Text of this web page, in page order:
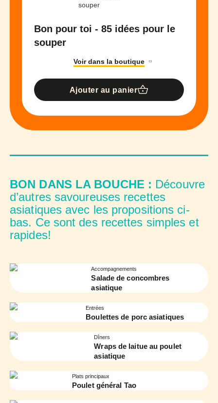
Bon pour toi - 85 idées pour le
souper
Voir dans la boutique
Ajouter au panier
BON DANS LA BOUCHE : Découvre
d’autres savoureuses recettes
asiatiques avec les propositions ci-
bas. Ce sont des recettes simples et
rapides!
Accompagnements
Salade de concombres
asiatique
Entrées
Boulettes de porc asiatiques
Dîners
Wraps de laitue au poulet
asiatique
Plats principaux
Poulet général Tao